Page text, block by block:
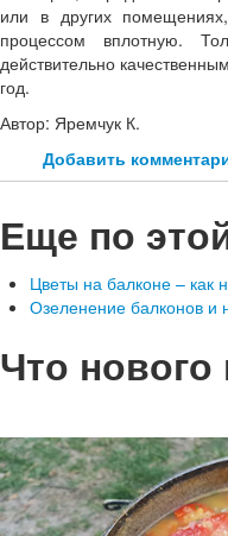
или в других
процессом вплотную.
действительно
год.
Автор: Яремчук К.
Добавить
Еще по
Цветы на балконе – как
Озеленение балконов и
Что нового